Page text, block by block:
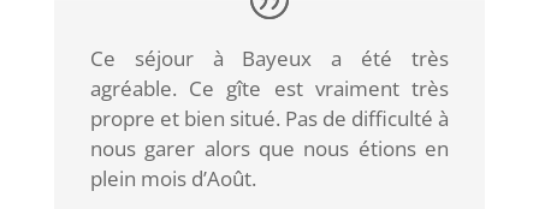
Ce séjour à Bayeux a été très
agréable. Ce gîte est vraiment très
propre et bien situé. Pas de difficulté à
nous garer alors que nous étions en
plein mois d’Août.